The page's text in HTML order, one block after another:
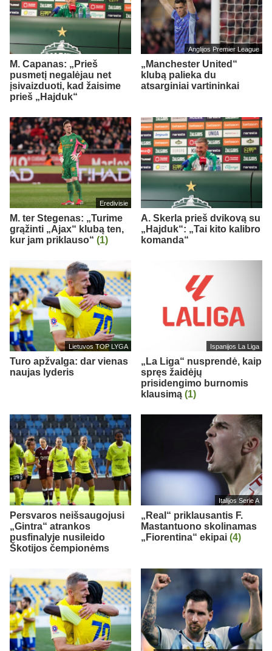
M. Capanas: „Prieš
pusmetį negalėjau net
įsivaizduoti, kad žaisime
prieš „Hajduk“
Anglijos Premier League
„Manchester United“
klubą palieka du
atsarginiai vartininkai
Eredivisie
M. ter Stegenas: „Turime
grąžinti „Ajax“ klubą ten,
kur jam priklauso“ (1)
A. Skerla prieš dvikovą su
„Hajduk“: „Tai kito kalibro
komanda“
Lietuvos TOP LYGA
Turo apžvalga: dar vienas
naujas lyderis
Ispanijos La Liga
„La Liga“ nusprendė, kaip
spręs žaidėjų
prisidengimo burnomis
klausimą (1)
Persvaros neišsaugojusi
„Gintra“ atrankos
pusfinalyje nusileido
Škotijos čempionėms
Italijos Serie A
„Real“ priklausantis F.
Mastantuono skolinamas
„Fiorentina“ ekipai (4)